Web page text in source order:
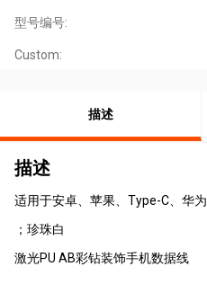
型号编号:
Custom:
描述
描述
适用于安卓、苹果、Type-C、华为
；珍珠白
激光PU AB彩钻装饰手机数据线